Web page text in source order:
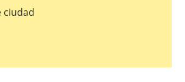
ciudad